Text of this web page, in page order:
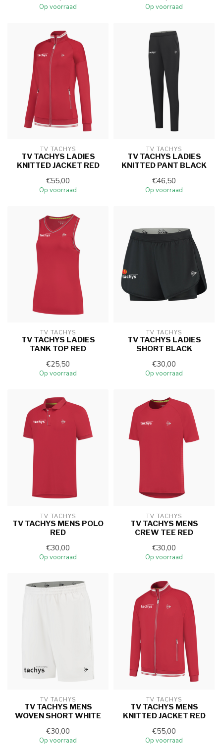
Op voorraad Op voorraad
TV TACHYS
TV TACHYS LADIES
KNITTED JACKET RED
€55,00
Op voorraad
TV TACHYS
TV TACHYS LADIES
KNITTED PANT BLACK
€46,50
Op voorraad
TV TACHYS
TV TACHYS LADIES
TANK TOP RED
€25,50
Op voorraad
TV TACHYS
TV TACHYS LADIES
SHORT BLACK
€30,00
Op voorraad
TV TACHYS
TV TACHYS MENS POLO
RED
€30,00
Op voorraad
TV TACHYS
TV TACHYS MENS
CREW TEE RED
€30,00
Op voorraad
TV TACHYS
TV TACHYS MENS
WOVEN SHORT WHITE
€30,00
Op voorraad
TV TACHYS
TV TACHYS MENS
KNITTED JACKET RED
€55,00
Op voorraad